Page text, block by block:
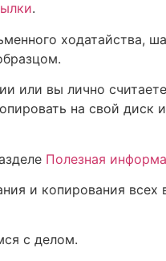
.
ходатайства,
или вы лично
на свой диск
Полезная
и копирования всех
с делом.